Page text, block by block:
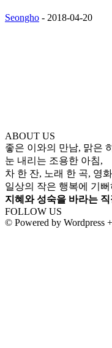
Seongho - 2018-04-20
ABOUT US
좋은 이와의 만남, 맑은
눈 내리는 조용한 아침,
차 한 잔, 노래 한 곡, 영
일상의 작은 행복에 기뻐
지혜와 성숙을 바라는 직
FOLLOW US
© Powered by Wordpress